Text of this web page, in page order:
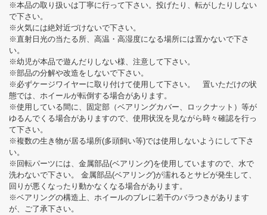
※本品の取り扱いは丁寧に行って下さい。投げたり、転がしたりしない
で下さい。
※火気には絶対近づけないで下さい。
※直射日光の当たる所、高温・高湿度になる場所には置かないで下さ
い。
※幼児が本品で遊んだりしない様、注意して下さい。
※部品の分解や改造をしないで下さい。
※必ずケージワイヤーに取り付けて使用して下さい。 置いただけの状
態では、ホイールが転倒する場合があります。
※使用している間に、固定部（ベアリングカバー、ロックナット）等が
ゆるんでくる場合がありますので、使用状況を見ながら時々確認を行っ
て下さい。
※複数の生き物が居る場所(多頭飼い等)では使用しないようにして下さ
い。
※回転パーツには、金属部品(ベアリング)を使用していますので、水で
洗わないで下さい。 金属部品(ベアリング)が濡れるとサビが発生して、
回りが悪くなったり動かなくなる場合があります。
※ベアリングの構造上、ホイールのブレに若干のバラつきがあります
が、ご了承下さい。